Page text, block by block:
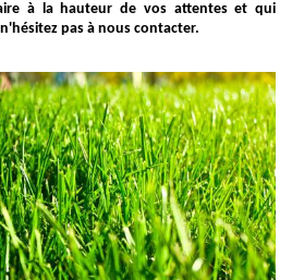
à la hauteur de vos attentes et qui
pas à nous contacter.